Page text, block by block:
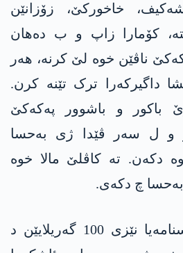
خاخورکێ، زۆزانێن
کۆمارا زاپ و ب دەھان
ناڤێن خوە لێ کرنە، ھەر
داگیرکەرا ترک تێنە کرن.
باکور و باشوور پەکەکێ
و ل سەر ڤێدا ژی بەحسا
دکەن. تە کاڤلێ مالا خوە
چ دکەی.
ھەپەگێ ھێ ژی ناسنامەیا نێزی 100 گەریلایێن د